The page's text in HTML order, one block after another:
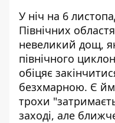
У ніч на 6
Північних
невеликий дощ,
північного
обіцяє
безхмарною. Є
трохи
заході, але